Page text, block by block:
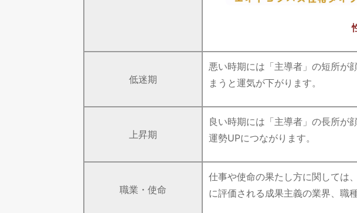
低迷期
悪い時期には「主導者」の短所が
まうと運気が下がります。
上昇期
良い時期には「主導者」の長所が
運勢UPにつながります。
職業・使命
仕事や使命の果たし方に関しては
に評価される成果主義の業界、職